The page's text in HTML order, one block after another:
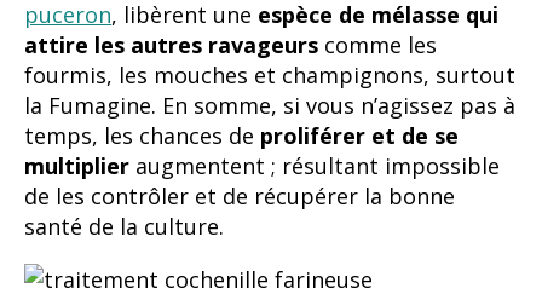
puceron, libèrent une espèce de mélasse qui
attire les autres ravageurs comme les
fourmis, les mouches et champignons, surtout
la Fumagine. En somme, si vous n’agissez pas à
temps, les chances de proliférer et de se
multiplier augmentent ; résultant impossible
de les contrôler et de récupérer la bonne
santé de la culture.